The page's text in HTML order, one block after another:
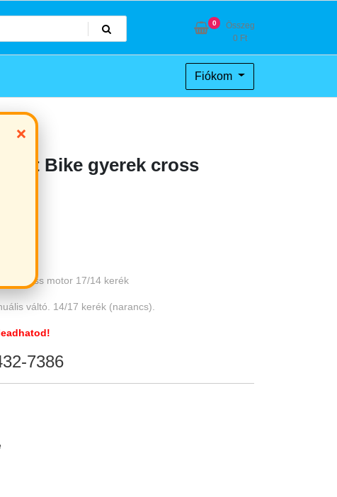
0
Összeg
0 Ft
Fiókom
Dirt Bike gyerek cross
price
is:
cross motor 17/14 kerék
váltó. 14/17 kerék (narancs).
7386
×